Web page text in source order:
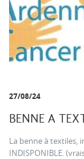
27/08/24
BENNE A
La benne à textiles,
INDISPONIBLE.